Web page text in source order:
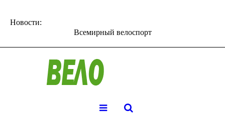
Новости:
Всемирный велоспорт